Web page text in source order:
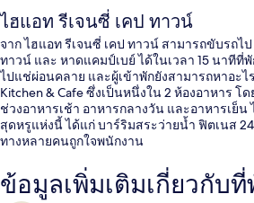
ไฮแอท รีเจนซี่ เคป ทาวน์
จาก ไฮแอท รีเจนซี่ เคป ทาวน์ สามารถขับรถ
ทาวน์ และ หาดแคมป์เบย์ ได้ในเวลา 15 นาทีที่
ไปแช่ผ่อนคลาย และผู้เข้าพักยังสามารถหาอะไ
Kitchen & Cafe ซึ่งเป็นหนึ่งใน 2 ห้องอาหาร โ
ช่วงอาหารเช้า อาหารกลางวัน และอาหารเย็น
สุดหรูแห่งนี้ ได้แก่ บาร์ริมสระว่ายน้ำ ฟิตเนส
ทางหลายคนถูกใจพนักงาน
ข้อมูลเพิ่มเติมเกี่ยวกับ